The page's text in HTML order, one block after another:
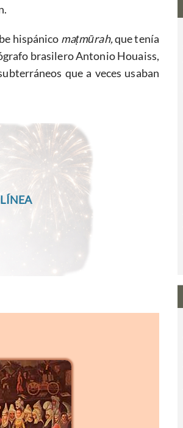
hispánico maṭmūrah,que tenía
brasilero Antonio Houaiss,
que a veces usaban